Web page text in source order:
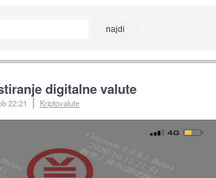
digitalne valute
22:21 Kriptovalute